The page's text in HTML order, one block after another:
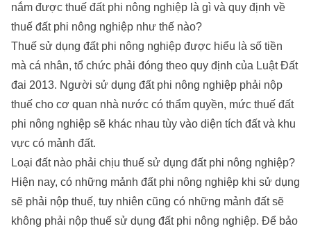
nắm được thuế đất phi nông nghiệp là gì và quy định về
thuế đất phi nông nghiệp như thế nào?
Thuế sử dụng đất phi nông nghiệp được hiểu là số tiền
mà cá nhân, tổ chức phải đóng theo quy định của Luật Đất
đai 2013. Người sử dụng đất phi nông nghiệp phải nộp
thuế cho cơ quan nhà nước có thẩm quyền, mức thuế đất
phi nông nghiệp sẽ khác nhau tùy vào diện tích đất và khu
vực có mảnh đất.
Loại đất nào phải chịu thuế sử dụng đất phi nông nghiệp?
Hiện nay, có những mảnh đất phi nông nghiệp khi sử dụng
sẽ phải nộp thuế, tuy nhiên cũng có những mảnh đất sẽ
không phải nộp thuế sử dụng đất phi nông nghiệp. Để bảo